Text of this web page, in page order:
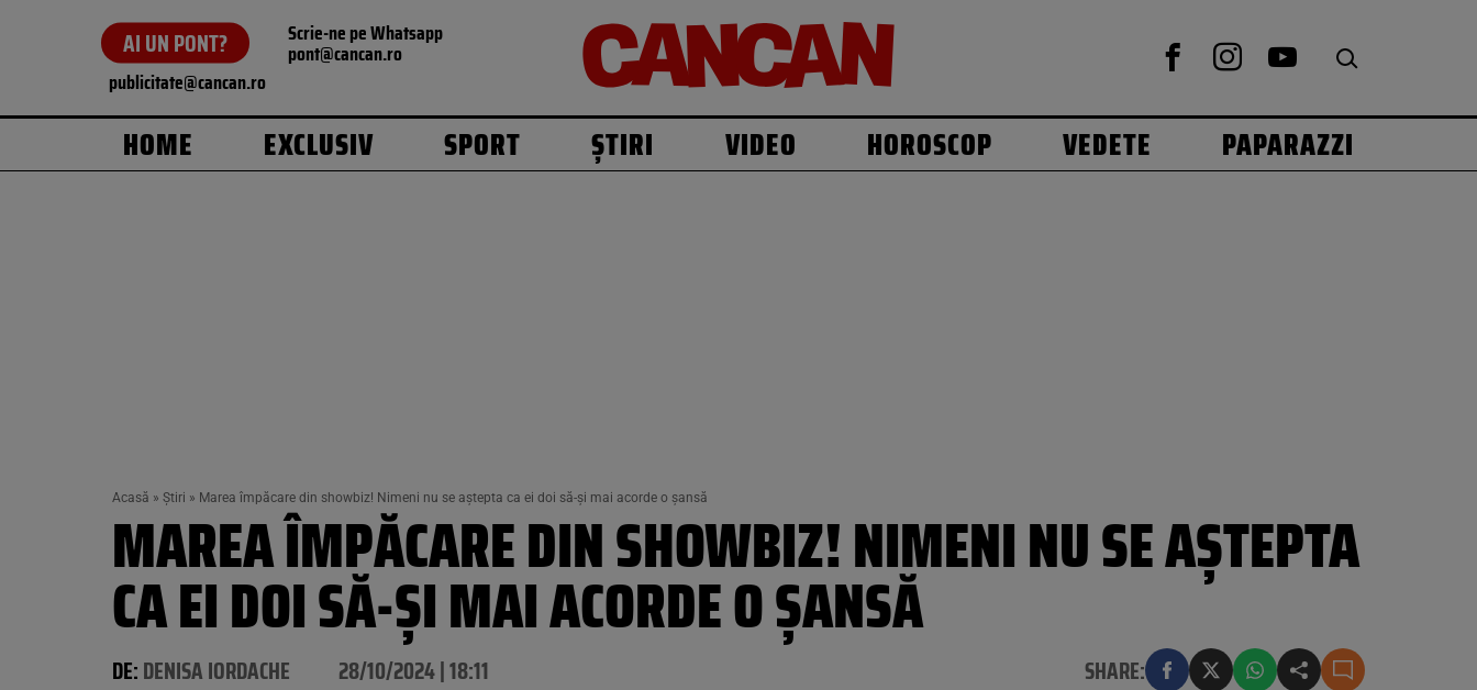
AI UN PONT? Scrie-ne pe Whatsapp
pont@cancan.ro
publicitate@cancan.ro
HOME EXCLUSIV SPORT ȘTIRI VIDEO HOROSCOP VEDETE PAPARAZZI
Acasă » Știri » Marea împăcare din showbiz! Nimeni nu se aștepta ca ei doi să-și mai acorde o șansă
MAREA ÎMPĂCARE DIN SHOWBIZ! NIMENI NU SE AȘTEPTA
CA EI DOI SĂ-ȘI MAI ACORDE O ȘANSĂ
DE:DENISA IORDACHE 28/10/2024 | 18:11 SHARE: